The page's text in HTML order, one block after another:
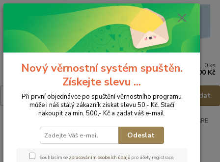
Menu
Hledat
0 ks
0,00 Kč
FARE
Dětská obuv 812251 - vel.27
FARE Dětská obuv 812251 -
Nový věrnostní systém spuštěn.
Získejte slevu ...
Při první objednávce po spuštění věrnostního programu
může i náš stálý zákazník získat slevu 50,- Kč. Stačí
nakoupit za min. 500,- Kč a zadat váš e-mail.
Odeslat
Souhlasím se zpracováním osobních údajů pro účely registrace.